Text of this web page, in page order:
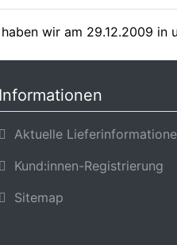
wir am 29.12.2009 in
Informationen
Aktuelle
Kund:innen-Registrierung
Sitemap